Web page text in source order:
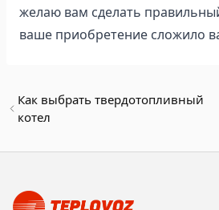
желаю вам сделать
ваше приобретение сложило
Как выбрать твердотопливный
котел